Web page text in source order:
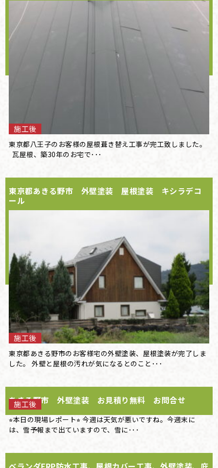
施工後
東京都八王子のお客様の屋根葺き替え工事が完工致しました。
瓦屋根、築30年のお宅で･･･
東京都あきる野市 外壁塗装 屋根塗装 キシラデコ
ール
施工後
東京都あきる野市のお客様宅の外壁塗装、屋根塗装が完了しま
した。 外壁と屋根の汚れが気になるとのこと･･･
あきる野市 外壁塗装 お見積り無料 お問合せ
施工後
⭐︎本日の現場レポート⭐︎ 今週は天気が悪いですね。今週末に
は、雪予報まで出ていますので、雪に･･･